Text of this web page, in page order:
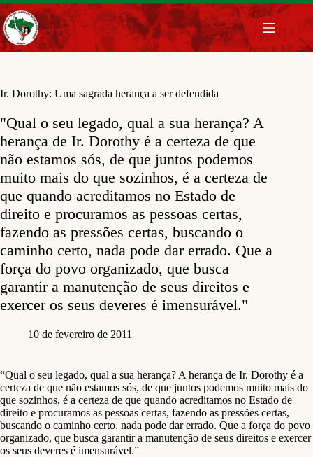
Pular
para
o
conteúdo
Ir. Dorothy: Uma sagrada herança a ser defendida
"Qual o seu legado, qual a sua herança? A
herança de Ir. Dorothy é a certeza de que
não estamos sós, de que juntos podemos
muito mais do que sozinhos, é a certeza de
que quando acreditamos no Estado de
direito e procuramos as pessoas certas,
fazendo as pressões certas, buscando o
caminho certo, nada pode dar errado. Que a
força do povo organizado, que busca
garantir a manutenção de seus direitos e
exercer os seus deveres é imensurável."
10 de fevereiro de 2011
“Qual o seu legado, qual a sua herança? A herança de Ir. Dorothy é a
certeza de que não estamos sós, de que juntos podemos muito mais do
que sozinhos, é a certeza de que quando acreditamos no Estado de
direito e procuramos as pessoas certas, fazendo as pressões certas,
buscando o caminho certo, nada pode dar errado. Que a força do povo
organizado, que busca garantir a manutenção de seus direitos e exercer
os seus deveres é imensurável.”